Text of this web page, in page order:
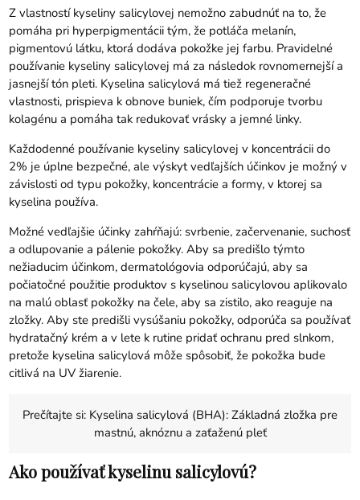
Z vlastností kyseliny salicylovej nemožno zabudnúť na to, že
pomáha pri hyperpigmentácii tým, že potláča melanín,
pigmentovú látku, ktorá dodáva pokožke jej farbu. Pravidelné
používanie kyseliny salicylovej má za následok rovnomernejší a
jasnejší tón pleti. Kyselina salicylová má tiež regeneračné
vlastnosti, prispieva k obnove buniek, čím podporuje tvorbu
kolagénu a pomáha tak redukovať vrásky a jemné linky.
Každodenné používanie kyseliny salicylovej v koncentrácii do
2% je úplne bezpečné, ale výskyt vedľajších účinkov je možný v
závislosti od typu pokožky, koncentrácie a formy, v ktorej sa
kyselina používa.
Možné vedľajšie účinky zahŕňajú: svrbenie, začervenanie, suchosť
a odlupovanie a pálenie pokožky. Aby sa predišlo týmto
nežiaducim účinkom, dermatológovia odporúčajú, aby sa
počiatočné použitie produktov s kyselinou salicylovou aplikovalo
na malú oblasť pokožky na čele, aby sa zistilo, ako reaguje na
zložky. Aby ste predišli vysúšaniu pokožky, odporúča sa používať
hydratačný krém a v lete k rutine pridať ochranu pred slnkom,
pretože kyselina salicylová môže spôsobiť, že pokožka bude
citlivá na UV žiarenie.
Prečítajte si: Kyselina salicylová (BHA): Základná zložka pre
mastnú, aknóznu a zaťaženú pleť
Ako používať kyselinu salicylovú?